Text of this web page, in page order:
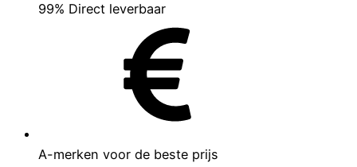
99% Direct leverbaar
A-merken voor de beste prijs